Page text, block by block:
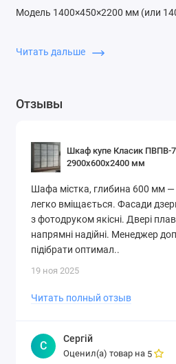
Модель 1400×450×2200 мм (или
хранения, включая антресольные
Глубина:
Закажите шкаф-купе 140×45×220
удобно, недорого, с доставкой.
Читать дальше
Отзывы
Шкаф купе Класик ПВПВ-
2900х600х2400 мм
Шафа містка, глибина 600 мм —
легко вміщається. Фасади
з фотодруком якісні. Двері
напрямні надійні. Менеджер
підібрати оптимал..
19 ноя 2025
Читать полный отзыв
С
Сергій
Оценил(а) товар на 5